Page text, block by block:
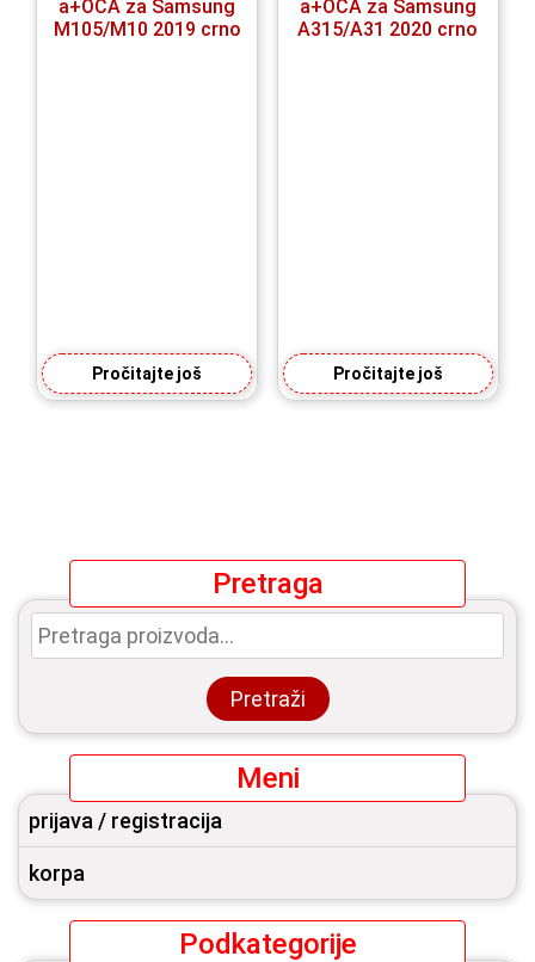
a+OCA za Samsung
M105/M10 2019 crno
Pročitajte još
a+OCA za Samsung
A315/A31 2020 crno
Pročitajte još
Pretraga
Pretraga
za:
Pretraži
Meni
prijava / registracija
korpa
Podkategorije